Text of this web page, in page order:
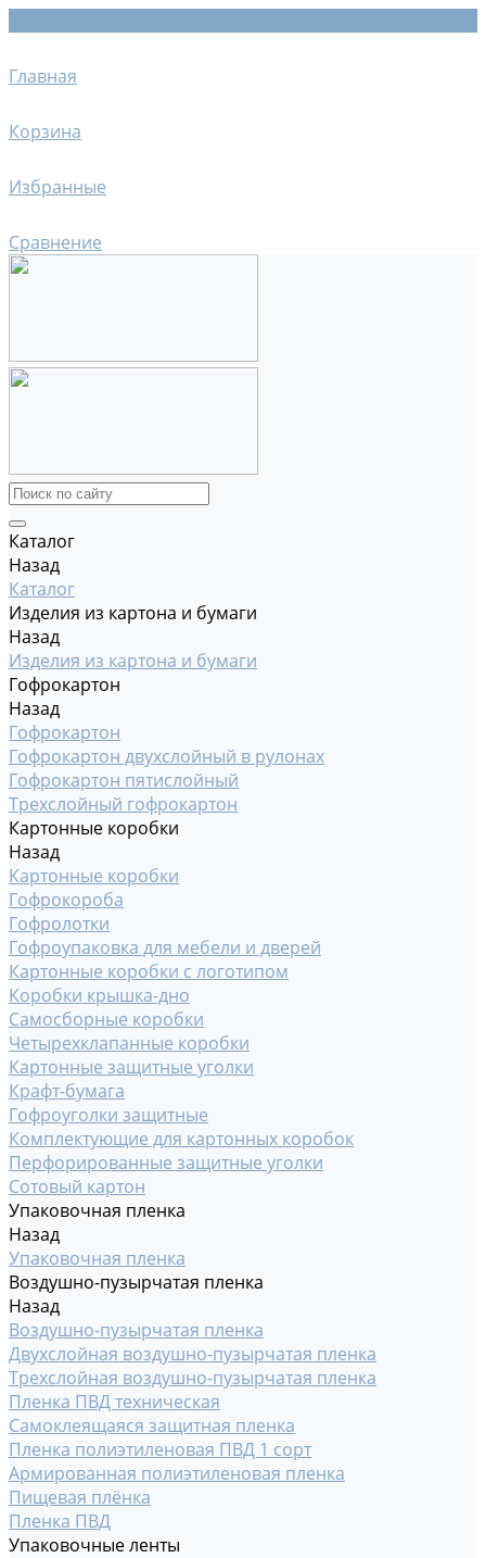
Главная
Корзина
Избранные
Сравнение
Каталог
Назад
Каталог
Изделия из картона и бумаги
Назад
Изделия из картона и бумаги
Гофрокартон
Назад
Гофрокартон
Гофрокартон двухслойный в рулонах
Гофрокартон пятислойный
Трехслойный гофрокартон
Картонные коробки
Назад
Картонные коробки
Гофрокороба
Гофролотки
Гофроупаковка для мебели и дверей
Картонные коробки с логотипом
Коробки крышка-дно
Самосборные коробки
Четырехклапанные коробки
Картонные защитные уголки
Крафт-бумага
Гофроуголки защитные
Комплектующие для картонных коробок
Перфорированные защитные уголки
Сотовый картон
Упаковочная пленка
Назад
Упаковочная пленка
Воздушно-пузырчатая пленка
Назад
Воздушно-пузырчатая пленка
Двухслойная воздушно-пузырчатая пленка
Трехслойная воздушно-пузырчатая пленка
Пленка ПВД техническая
Самоклеящаяся защитная пленка
Пленка полиэтиленовая ПВД 1 сорт
Армированная полиэтиленовая пленка
Пищевая плёнка
Пленка ПВД
Упаковочные ленты